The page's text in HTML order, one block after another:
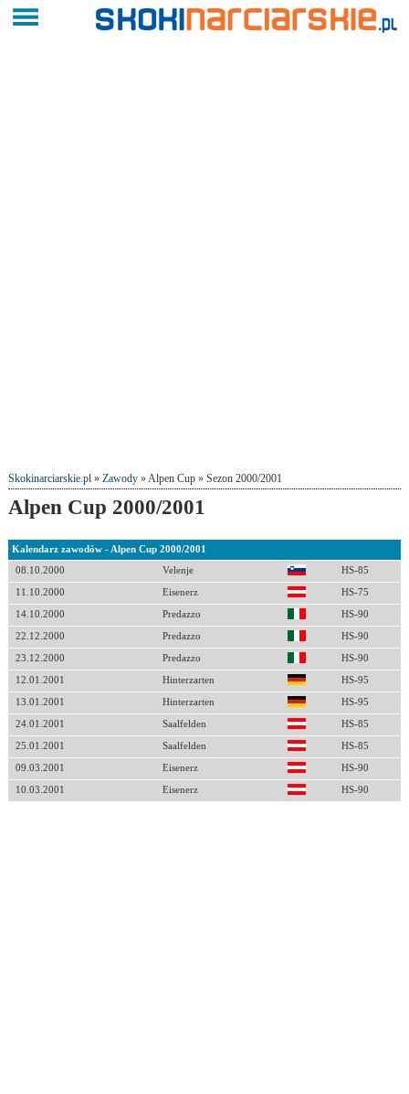
Skokinarciarskie.pl» Zawody» Alpen Cup » Sezon 2000/2001
Alpen Cup 2000/2001
Kalendarz zawodów - Alpen Cup 2000/2001
08.10.2000 Velenje HS-85
11.10.2000 Eisenerz HS-75
14.10.2000 Predazzo HS-90
22.12.2000 Predazzo HS-90
23.12.2000 Predazzo HS-90
12.01.2001 Hinterzarten HS-95
13.01.2001 Hinterzarten HS-95
24.01.2001 Saalfelden HS-85
25.01.2001 Saalfelden HS-85
09.03.2001 Eisenerz HS-90
10.03.2001 Eisenerz HS-90